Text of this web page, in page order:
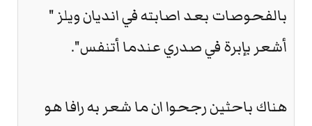
بالفحوصات بعد اصابته في انديان ويلز "
أشعر بإبرة في صدري عندما أتنفس".
هناك باحثين رجحوا ان ما شعر به رافا هو